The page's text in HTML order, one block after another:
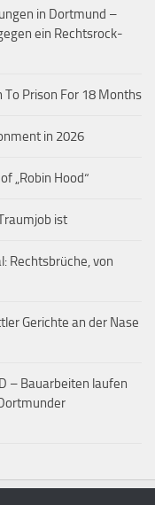
in Dortmund –
ein Rechtsrock-
Prison For 18 Months
in 2026
„Robin Hood“
ist
Rechtsbrüche, von
Gerichte an der Nase
– Bauarbeiten laufen